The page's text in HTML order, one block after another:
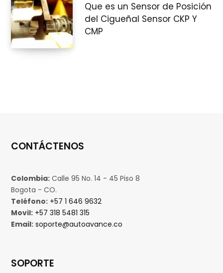
Que es un Sensor de Posición
del Cigueñal Sensor CKP Y
CMP
CONTÁCTENOS
Colombia: Calle 95 No. 14 - 45 Piso 8
Bogota - CO.
Teléfono: +57 1 646 9632
Movil: +57 318 5481 315
Email: soporte@autoavance.co
SOPORTE